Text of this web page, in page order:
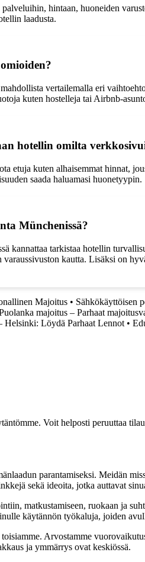
hintaan, huoneiden
laadusta.
vertailemalla eri
kuten hostelleja tai Airbnb-
hotellin omilta
etuja kuten alhaisemmat hinnat,
saada haluamasi huonetyypin.
Münchenissä?
kannattaa tarkistaa hotellin
kautta. Lisäksi on
Majoitus • Sähkökäyttöisen
majoitus – Parhaat
Helsinki: Löydä Parhaat Lennot •
Voit helposti peruuttaa
parantamiseksi. Meidän
sekä ideoita, jotka auttavat
matkustamiseen, ruokaan ja
käytännön työkaluja, joiden
Arvostamme
ja ymmärrys ovat keskiössä.